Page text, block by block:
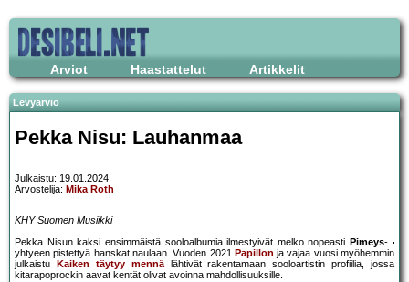
Arviot Haastattelut Artikkelit
Levyarvio
Pekka Nisu: Lauhanmaa
Julkaistu: 19.01.2024
Arvostelija: Mika Roth
KHY Suomen Musiikki
Pekka Nisun kaksi ensimmäistä sooloalbumia ilmestyivät melko nopeasti Pimeys-
yhtyeen pistettyä hanskat naulaan. Vuoden 2021 Papillon ja vajaa vuosi myöhemmin
julkaistu
Kaiken täytyy mennälähtivät rakentamaan sooloartistin profiilia, jossa
kitarapoprockin aavat kentät olivat avoinna mahdollisuuksille.